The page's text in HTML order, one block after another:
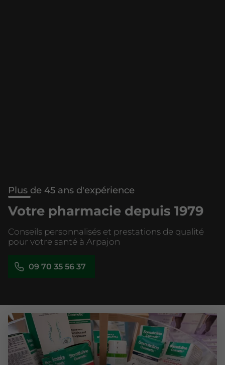
Plus de 45 ans d'expérience
Votre pharmacie depuis 1979
Conseils personnalisés et prestations de qualité
pour votre santé à Arpajon
09 70 35 56 37